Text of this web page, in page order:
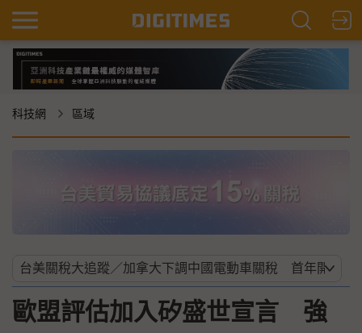
科技網 區域
歐盟評估加入矽盛世宣言 強